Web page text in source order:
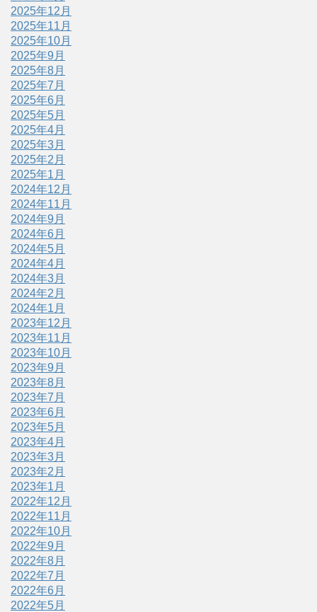
2025年12月
2025年11月
2025年10月
2025年9月
2025年8月
2025年7月
2025年6月
2025年5月
2025年4月
2025年3月
2025年2月
2025年1月
2024年12月
2024年11月
2024年9月
2024年6月
2024年5月
2024年4月
2024年3月
2024年2月
2024年1月
2023年12月
2023年11月
2023年10月
2023年9月
2023年8月
2023年7月
2023年6月
2023年5月
2023年4月
2023年3月
2023年2月
2023年1月
2022年12月
2022年11月
2022年10月
2022年9月
2022年8月
2022年7月
2022年6月
2022年5月